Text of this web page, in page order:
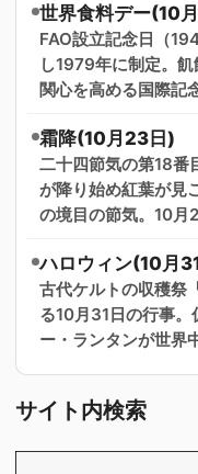
世界食料デー(10
FAO設立記念日（
し1979年に制定。
関心を高める国際記
霜降(10月23日)
二十四節気の第18番
が降り始め紅葉が見
の境目の節気。10月
ハロウィン(10月
古代ケルトの収穫祭
る10月31日の行事。
ー・ランタンが世界
サイト内検索